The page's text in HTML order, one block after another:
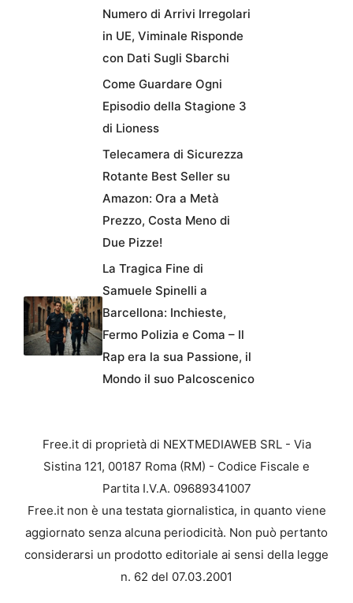
Numero di Arrivi Irregolari
in UE, Viminale Risponde
con Dati Sugli Sbarchi
Come Guardare Ogni
Episodio della Stagione 3
di Lioness
Telecamera di Sicurezza
Rotante Best Seller su
Amazon: Ora a Metà
Prezzo, Costa Meno di
Due Pizze!
La Tragica Fine di
Samuele Spinelli a
Barcellona: Inchieste,
Fermo Polizia e Coma – Il
Rap era la sua Passione, il
Mondo il suo Palcoscenico
Free.it di proprietà di NEXTMEDIAWEB SRL - Via
Sistina 121, 00187 Roma (RM) - Codice Fiscale e
Partita I.V.A. 09689341007
Free.it non è una testata giornalistica, in quanto viene
aggiornato senza alcuna periodicità. Non può pertanto
considerarsi un prodotto editoriale ai sensi della legge
n. 62 del 07.03.2001